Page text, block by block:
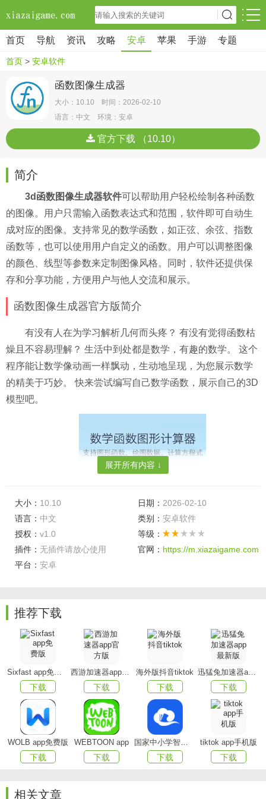
首页 导航 资讯 攻略 安卓 苹果 手游 专题
首页 > 安卓软件
函数图像生成器
大小：10.10 时间：2026-02-10
语言：中文 环境：安卓
官方下载 （10.10）
简介
3d函数图像生成器软件可以帮助用户轻松绘制各种函数
的图像。用户只需输入函数表达式和范围，软件即可自动生
成对应的图像。支持常见的数学函数，如正弦、余弦、指数
函数等，也可以使用用户自定义的函数。用户可以调整图像
的颜色、线型等参数来定制图像风格。同时，软件还提供保
存和分享功能，方便用户与他人交流和展示。
函数图像生成器官方版简介
有没有人在为学习解析几何而头疼？ 有没有觉得函数枯
燥且不容易理解？ 生活中到处都是数学，有趣的数学。 这个
程序能让数学像动画一样飘动，生动地呈现，为您展示数学
的精美于巧妙。 快来尝试编写自己数学函数，展示自己的3D
模型吧。
软件特色
-绘制方程的积分
-方程的图形表示
-计算任何方程的定积分
-使用多个参数的可能性
-绘制特定x位置的切线
展开所有内容 ↓
大小： 10.10 日期： 2026-02-10
语言： 中文 类别： 安卓软件
授权： v1.0
等级：
插件： 无插件请放心使用 官网： https://m.xiazaigame.com
平台： 安卓
推荐下载
Sixfast app免费版
下载
西游加速器app官方版
下载
海外版抖音tiktok
下载
迅猛兔加速器app最新版
下载
WOLB app免费版
下载
WEBTOON app
下载
国家中小学智慧教育平台app(智慧中小学)
下载
tiktok app手机版
下载
相关文章